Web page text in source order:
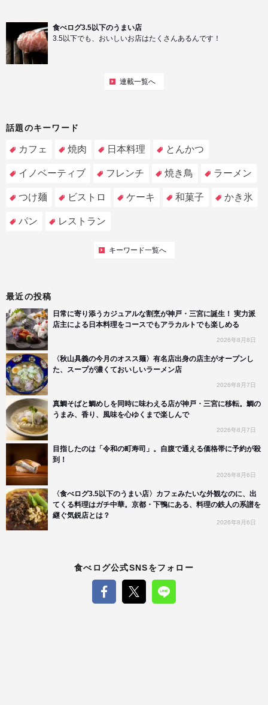
食べログ3.5以下のうまい店
3.5以下でも、おいしいお店はたくさんあるんです！
連載一覧へ
話題のキーワード
カフェ 焼肉 日本料理 とんかつ
イノベーティブ フレンチ 焼き鳥 ラーメン
つけ麺 ビストロ ケーキ 和菓子 かき氷
パン レストラン
キーワード一覧へ
最近の投稿
日常に寄り添うカジュアルな割烹が神戸・三宮に誕生！ 実力派
店主による日本料理をコースでもアラカルトでも楽しめる
2026年8月8日
〈秋山具義の今月のオスス麺〉有名店出身の店主がオープンし
た、スープが濃くておいしいラーメン店
2026年8月7日
真鯛そばと鯛めしを同時に味わえる店が神戸・三宮に移転。鯛の
うまみ、香り、風味を心ゆくまで楽しんで
2026年8月7日
目指したのは「令和の町寿司」。自腹で通える価格帯に予約が殺
到！
2026年8月6日
〈食べログ3.5以下のうまい店〉カフェみたいな外観なのに、出
てくる料理はガチ中華。京都・下鴨にある、料理の鉄人の系譜を
継ぐ気鋭店とは？
2026年8月6日
食べログ公式SNSをフォロー